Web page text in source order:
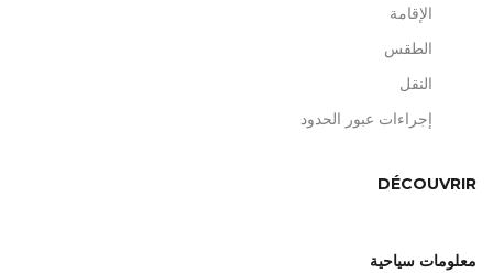
الإقامة
الطقس
النقل
إجراءات عبور الحدود
DÉCOUVRIR
معلومات سياحية